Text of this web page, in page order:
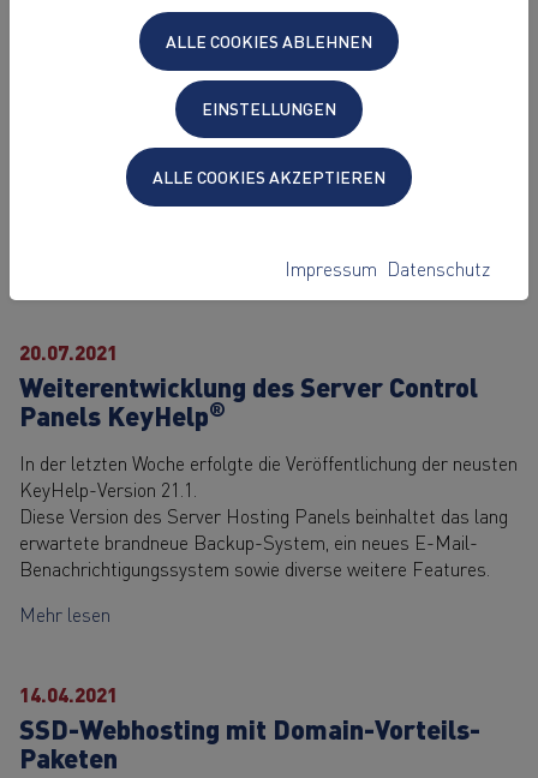
Nachhaltige Mobilität ist ein wichtiger Schritt hin zu einer
klimabewussten Zukunft. In diesem Jahr wurde in Weimar die
Initiative WeLa ins Leben gerufen, welche es Weimarer(inne)n
ermöglicht, sich kostenfrei ein Lastenrad auszuleihen und
somit selbst beim Transport größerer Gegenstände auf das
Auto verzichten zu können. Die Keyweb AG, welche bereits
das gleichartige Projekt „E(l)la“ in Erfurt unterstützt,
sponsert nun auch für „WeLa“ die Domain und den
20.07.2021
Weiterentwicklung des Server Control
Panels KeyHelp®
In der letzten Woche erfolgte die Veröffentlichung der neusten
KeyHelp-Version 21.1.
Diese Version des Server Hosting Panels beinhaltet das lang
erwartete brandneue Backup-System, ein neues E-Mail-
Benachrichtigungssystem sowie diverse weitere Features.
Mehr lesen
14.04.2021
SSD-Webhosting mit Domain-Vorteils-
Paketen
ALLE COOKIES ABLEHNEN
EINSTELLUNGEN
ALLE COOKIES AKZEPTIEREN
Impressum Datenschutz